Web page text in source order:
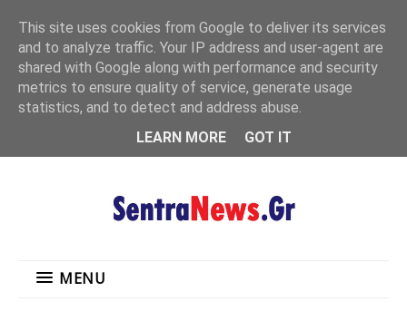
MENU
MENU
This site uses cookies from Google to deliver its services
and to analyze traffic. Your IP address and user-agent are
shared with Google along with performance and security
metrics to ensure quality of service, generate usage
statistics, and to detect and address abuse.
LEARN MORE
GOT IT